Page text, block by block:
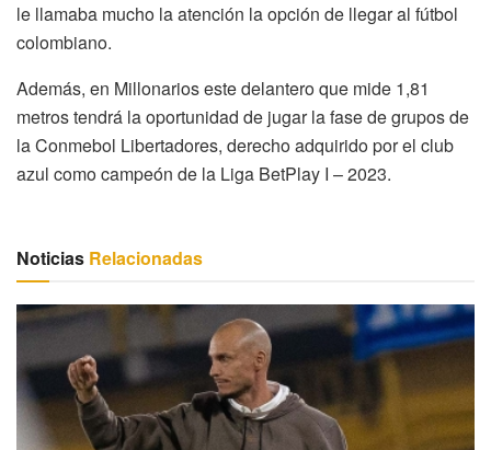
le llamaba mucho la atención la opción de llegar al fútbol
colombiano.
Además, en Millonarios este delantero que mide 1,81
metros tendrá la oportunidad de jugar la fase de grupos de
la Conmebol Libertadores, derecho adquirido por el club
azul como campeón de la Liga BetPlay I – 2023.
Noticias Relacionadas